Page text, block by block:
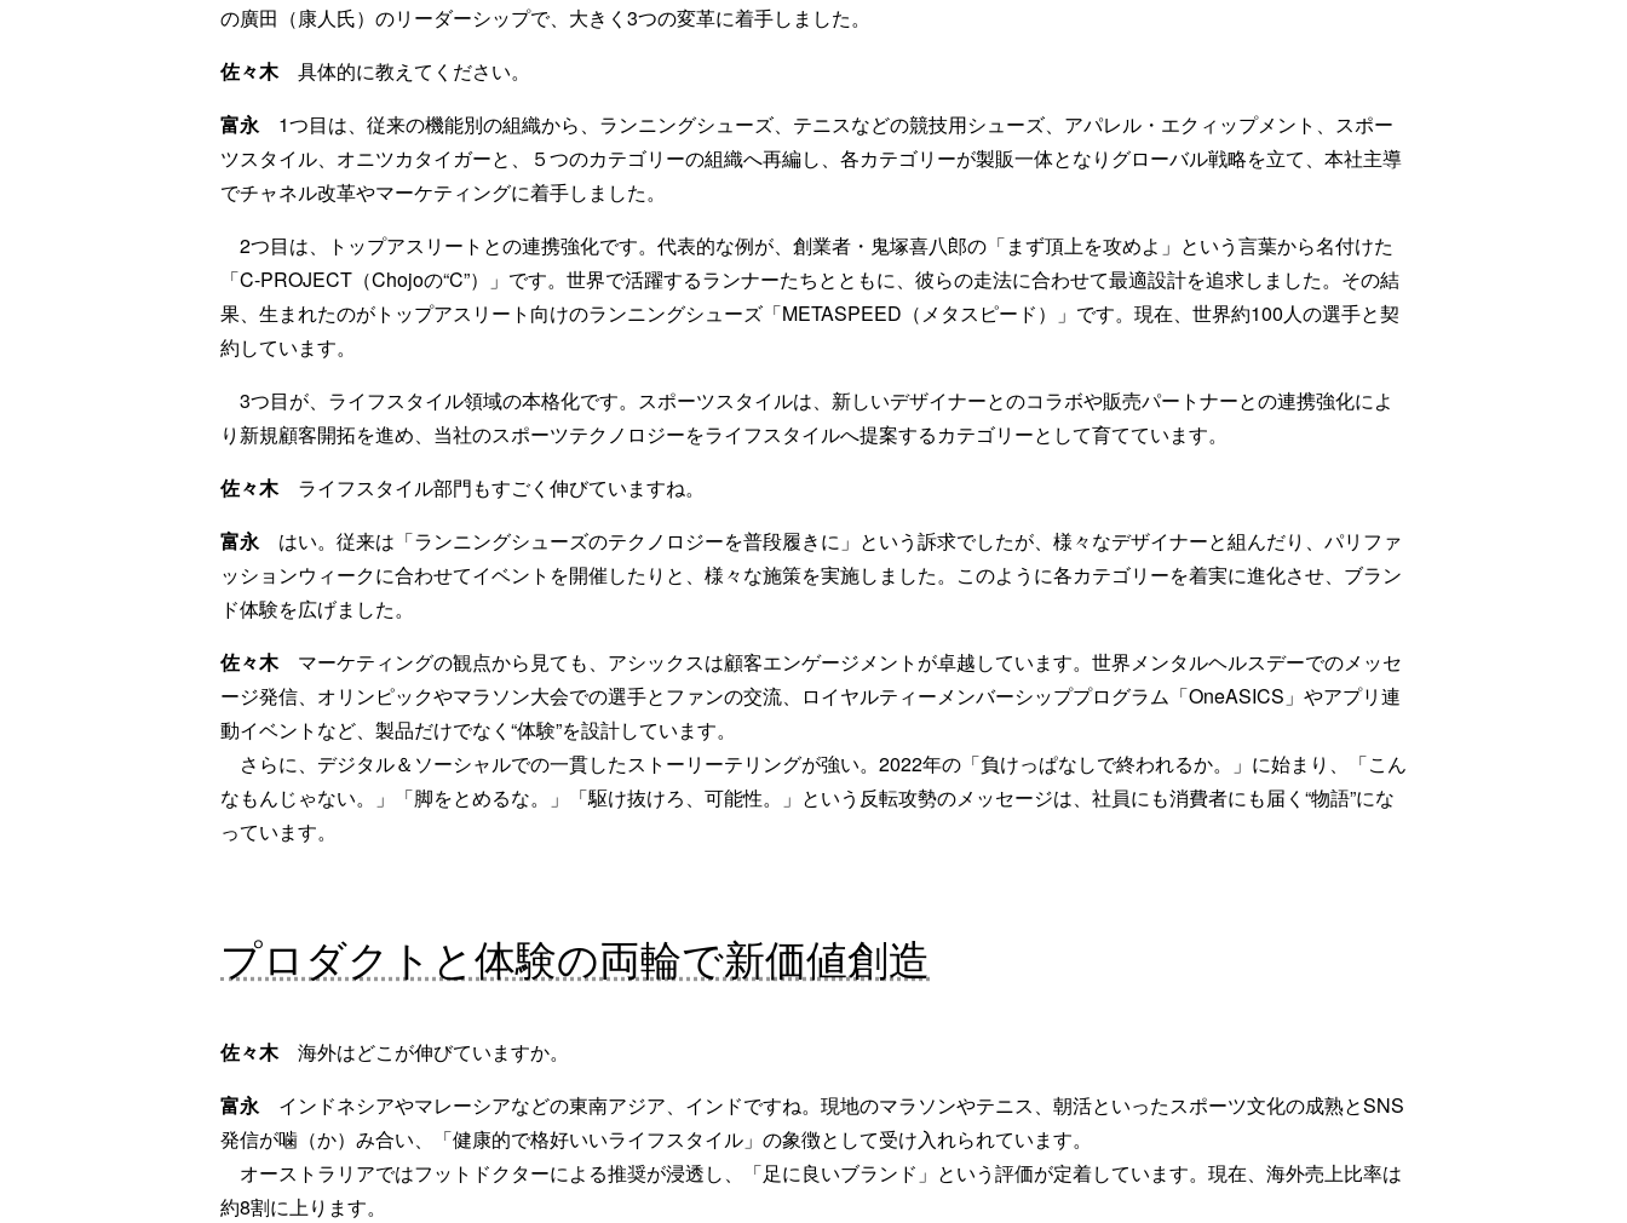
の廣田（康人氏）のリーダーシップで、大きく3つの変革に着手しました。
佐々木具体的に教えてください。
富永1つ目は、従来の機能別の組織から、ランニングシューズ、テニスなどの競技用シューズ、アパレル・エクィップメント、スポー
ツスタイル、オニツカタイガーと、５つのカテゴリーの組織へ再編し、各カテゴリーが製販一体となりグローバル戦略を立て、本社主導
でチャネル改革やマーケティングに着手しました。
2つ目は、トップアスリートとの連携強化です。代表的な例が、創業者・鬼塚喜八郎の「まず頂上を攻めよ」という言葉から名付けた
「C-PROJECT（Chojoの“C”）」です。世界で活躍するランナーたちとともに、彼らの走法に合わせて最適設計を追求しました。その結
果、生まれたのがトップアスリート向けのランニングシューズ「METASPEED（メタスピード）」です。現在、世界約100人の選手と契
約しています。
3つ目が、ライフスタイル領域の本格化です。スポーツスタイルは、新しいデザイナーとのコラボや販売パートナーとの連携強化によ
り新規顧客開拓を進め、当社のスポーツテクノロジーをライフスタイルへ提案するカテゴリーとして育てています。
佐々木ライフスタイル部門もすごく伸びていますね。
富永はい。従来は「ランニングシューズのテクノロジーを普段履きに」という訴求でしたが、様々なデザイナーと組んだり、パリファ
ッションウィークに合わせてイベントを開催したりと、様々な施策を実施しました。このように各カテゴリーを着実に進化させ、ブラン
ド体験を広げました。
佐々木マーケティングの観点から見ても、アシックスは顧客エンゲージメントが卓越しています。世界メンタルヘルスデーでのメッセ
ージ発信、オリンピックやマラソン大会での選手とファンの交流、ロイヤルティーメンバーシッププログラム「OneASICS」やアプリ連
動イベントなど、製品だけでなく“体験”を設計しています。
さらに、デジタル＆ソーシャルでの一貫したストーリーテリングが強い。2022年の「負けっぱなしで終われるか。」に始まり、「こん
なもんじゃない。」「脚をとめるな。」「駆け抜けろ、可能性。」という反転攻勢のメッセージは、社員にも消費者にも届く“物語”にな
っています。
プロダクトと体験の両輪で新価値創造
佐々木海外はどこが伸びていますか。
富永インドネシアやマレーシアなどの東南アジア、インドですね。現地のマラソンやテニス、朝活といったスポーツ文化の成熟とSNS
発信が噛（か）み合い、「健康的で格好いいライフスタイル」の象徴として受け入れられています。
オーストラリアではフットドクターによる推奨が浸透し、「足に良いブランド」という評価が定着しています。現在、海外売上比率は
約8割に上ります。